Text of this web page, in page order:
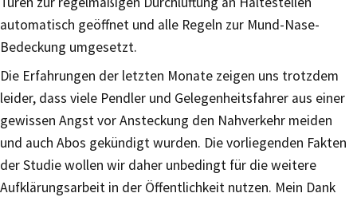
automatisch geöffnet und alle Regeln zur Mund-Nase-
Bedeckung umgesetzt.
Die Erfahrungen der letzten Monate zeigen uns trotzdem
leider, dass viele Pendler und Gelegenheitsfahrer aus einer
gewissen Angst vor Ansteckung den Nahverkehr meiden
und auch Abos gekündigt wurden. Die vorliegenden Fakten
der Studie wollen wir daher unbedingt für die weitere
Aufklärungsarbeit in der Öffentlichkeit nutzen. Mein Dank